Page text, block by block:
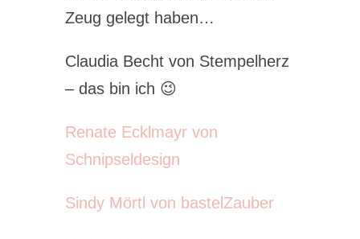
Zeug gelegt haben…
Claudia Becht von Stempelherz
– das bin ich 😉
Renate Ecklmayr von
Schnipseldesign
Sindy Mörtl von bastelZauber